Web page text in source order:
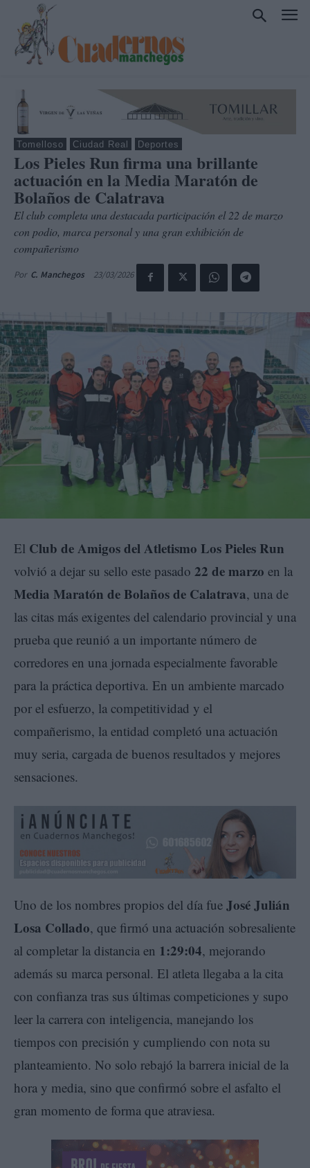
Tomelloso Ciudad Real Deportes
Los Pieles Run firma una brillante
actuación en la Media Maratón de
Bolaños de Calatrava
El club completa una destacada participación el 22 de marzo
con podio, marca personal y una gran exhibición de
compañerismo
Por C. Manchegos 23/03/2026
El Club de Amigos del Atletismo Los Pieles Run
volvió a dejar su sello este pasado 22 de marzo en la
Media Maratón de Bolaños de Calatrava, una de
las citas más exigentes del calendario provincial y una
prueba que reunió a un importante número de
corredores en una jornada especialmente favorable
para la práctica deportiva. En un ambiente marcado
por el esfuerzo, la competitividad y el
compañerismo, la entidad completó una actuación
muy seria, cargada de buenos resultados y mejores
sensaciones.
Uno de los nombres propios del día fue José Julián
Losa Collado, que firmó una actuación sobresaliente
al completar la distancia en 1:29:04, mejorando
además su marca personal. El atleta llegaba a la cita
con confianza tras sus últimas competiciones y supo
leer la carrera con inteligencia, manejando los
tiempos con precisión y cumpliendo con nota su
planteamiento. No solo rebajó la barrera inicial de la
hora y media, sino que confirmó sobre el asfalto el
gran momento de forma que atraviesa.